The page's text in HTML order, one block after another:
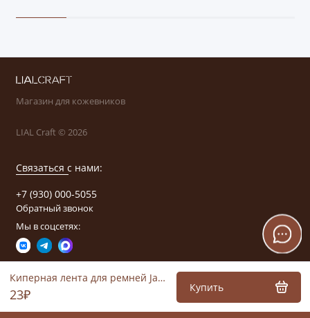
Киперная лента для ремней Jaeger 57510 30мм (белый)
23₽ Купить
Магазин для кожевников
LIAL Craft © 2026
Связаться с нами:
+7 (930) 000-5055
Обратный звонок
Мы в соцсетях: